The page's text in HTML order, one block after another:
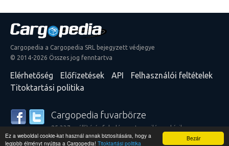
Bezár
Ez a weboldal cookie-kat használ annak biztosítására, hogy a
legjobb élményt nyújtsa a Cargopedia! Titoktartási politika
Cargopedia a Cargopedia SRL bejegyzett védjegye
© 2014-2026 Összes jog fenntartva
Elérhetőség Előfizetések API
Felhasználói feltételek
Titoktartási politika
Cargopedia fuvarbörze
25 337 szállító és feladó szerte a világon bízik
szolgáltatásainkban